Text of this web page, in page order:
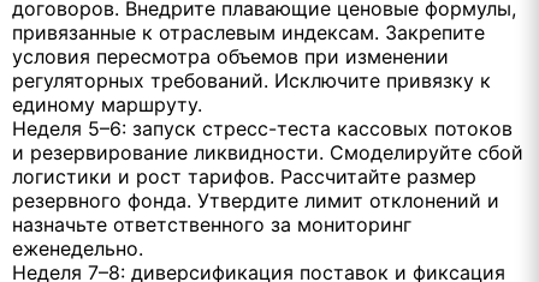
договоров. Внедрите плавающие ценовые формулы,
привязанные к отраслевым индексам. Закрепите
условия пересмотра объемов при изменении
регуляторных требований. Исключите привязку к
единому маршруту.
Неделя 5–6: запуск стресс-теста кассовых потоков
и резервирование ликвидности. Смоделируйте сбой
логистики и рост тарифов. Рассчитайте размер
резервного фонда. Утвердите лимит отклонений и
назначьте ответственного за мониторинг
еженедельно.
Неделя 7–8: диверсификация поставок и фиксация